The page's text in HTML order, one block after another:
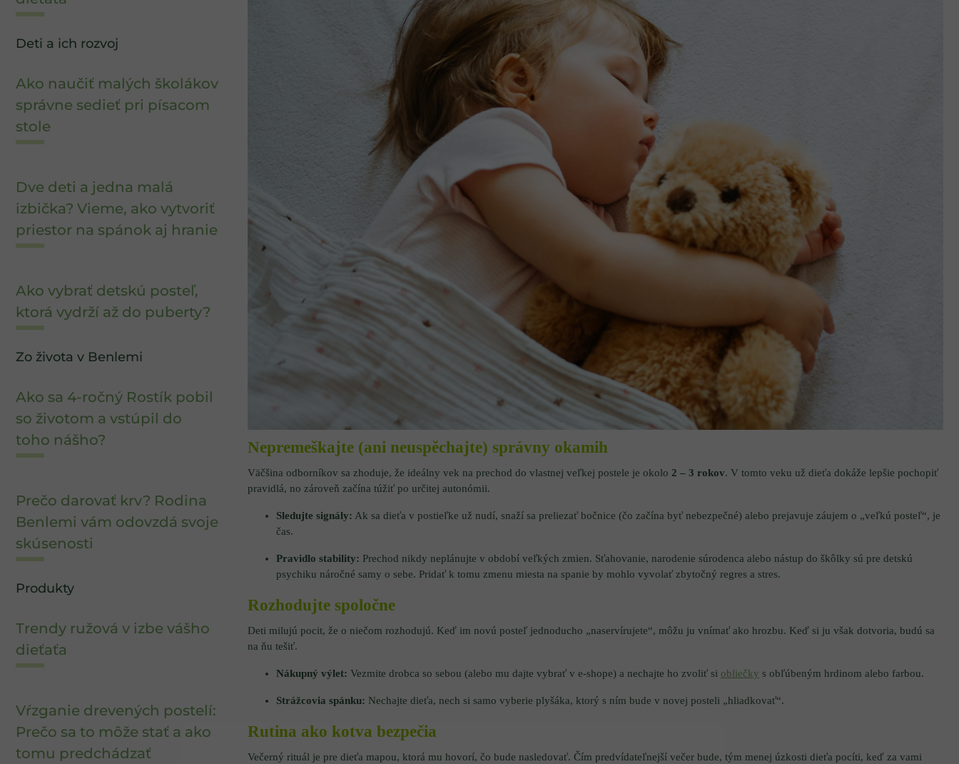
Deti a ich rozvoj
Ako naučiť malých školákov
správne sedieť pri písacom
stole
Dve deti a jedna malá
izbička? Vieme, ako vytvoriť
priestor na spánok aj hranie
Ako vybrať detskú posteľ,
ktorá vydrží až do puberty?
Zo života v Benlemi
Ako sa 4-ročný Rostík pobil
so životom a vstúpil do
toho nášho?
Prečo darovať krv? Rodina
Benlemi vám odovzdá svoje
skúsenosti
Produkty
Trendy ružová v izbe vášho
dieťaťa
Vŕzganie drevených postelí:
Prečo sa to môže stať a ako
tomu predchádzať
Nepremeškajte (ani neuspěchajte) správny okamih
Väčšina odborníkov sa zhoduje, že ideálny vek na prechod do vlastnej veľkej postele je okolo 2 – 3 rokov. V tomto veku už dieťa dokáže lepšie pochopiť
pravidlá, no zároveň začína túžiť po určitej autonómii.
Sledujte signály: Ak sa dieťa v postieľke už nudí, snaží sa preliezať bočnice (čo začína byť nebezpečné) alebo prejavuje záujem o „veľkú posteľ“, je
čas.
Pravidlo stability: Prechod nikdy neplánujte v období veľkých zmien. Sťahovanie, narodenie súrodenca alebo nástup do škôlky sú pre detskú
psychiku náročné samy o sebe. Pridať k tomu zmenu miesta na spanie by mohlo vyvolať zbytočný regres a stres.
Rozhodujte spoločne
Deti milujú pocit, že o niečom rozhodujú. Keď im novú posteľ jednoducho „naservírujete“, môžu ju vnímať ako hrozbu. Keď si ju však dotvoria, budú sa
na ňu tešiť.
Nákupný výlet: Vezmite drobca so sebou (alebo mu dajte vybrať v e-shope) a nechajte ho zvoliť si obliečky s obľúbeným hrdinom alebo farbou.
Strážcovia spánku: Nechajte dieťa, nech si samo vyberie plyšáka, ktorý s ním bude v novej posteli „hliadkovať“.
Rutina ako kotva bezpečia
Večerný rituál je pre dieťa mapou, ktorá mu hovorí, čo bude nasledovať. Čím predvídateľnejší večer bude, tým menej úzkosti dieťa pocíti, keď za vami